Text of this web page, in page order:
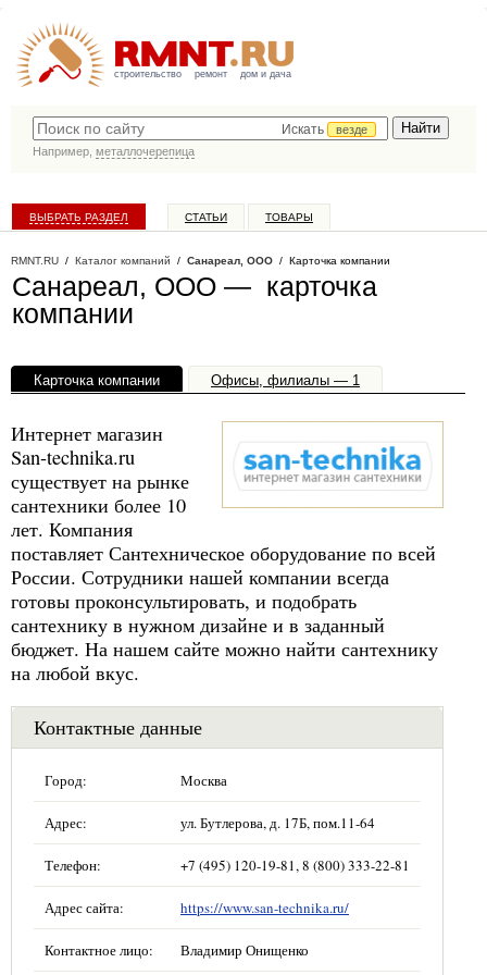
строительство ремонт дом и дача
Искать
везде
Например, металлочерепица
ВЫБРАТЬ РАЗДЕЛ СТАТЬИ ТОВАРЫ
RMNT.RU / Каталог компаний / Санареал, ООО / Карточка компании
Санареал, ООО — карточка
компании
Карточка компании Офисы, филиалы — 1
Интернет магазин
San-technika.ru
существует на рынке
сантехники более 10
лет. Компания
поставляет Сантехническое оборудование по всей
России. Сотрудники нашей компании всегда
готовы проконсультировать, и подобрать
сантехнику в нужном дизайне и в заданный
бюджет. На нашем сайте можно найти сантехнику
на любой вкус.
Контактные данные
Город: Москва
Адрес: ул. Бутлерова, д. 17Б, пом.11-64
Телефон: +7 (495) 120-19-81, 8 (800) 333-22-81
Адрес сайта: https://www.san-technika.ru/
Контактное лицо: Владимир Онищенко